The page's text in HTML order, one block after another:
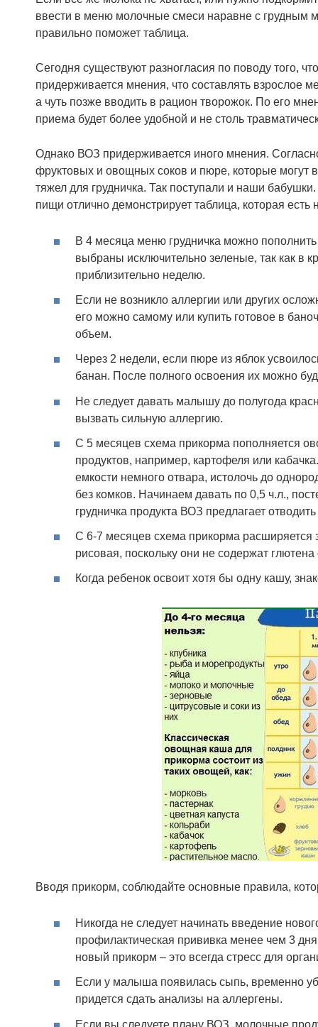
ввести в меню молочные смеси наравне с грудным
правильно поможет таблица.
Сегодня существуют разногласия по поводу того,
придерживается мнения, что составлять взрослое
а чуть позже вводить в рацион творожок. По его
приема будет более удобной и не столь
Однако ВОЗ придерживается иного мнения.
фруктовых и овощных соков и пюре, которые могут
тяжел для грудничка. Так поступали и наши
пищи отлично демонстрирует таблица, которая есть
В 4 месяца меню грудничка можно
выбраны исключительно зеленые, так как в
приблизительно неделю.
Если не возникло аллергии или других
его можно самому или купить готовое в
объем.
Через 2 недели, если пюре из яблок
банан. После полного освоения их можно
Не следует давать малышу до полугода
вызвать сильную аллергию.
С 5 месяцев схема прикорма пополняется
продуктов, например, картофеля или
емкости немного отвара, истолочь до
без комков. Начинаем давать по 0,5 ч.л.,
грудничка продукта ВОЗ предлагает
С 6-7 месяцев схема прикорма расширяется
рисовая, поскольку они не содержат
Когда ребенок освоит хотя бы одну кашу,
Вводя прикорм, соблюдайте основные правила,
Никогда не следует начинать введение
профилактическая прививка менее чем 3
новый прикорм – это всегда стресс для
Если у малыша появилась сыпь, временно
придется сдать анализы на аллергены.
Если вы следуете плану ВОЗ, молочные